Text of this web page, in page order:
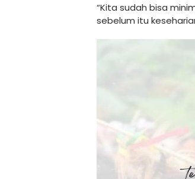
“Kita sudah bisa
sebelum itu